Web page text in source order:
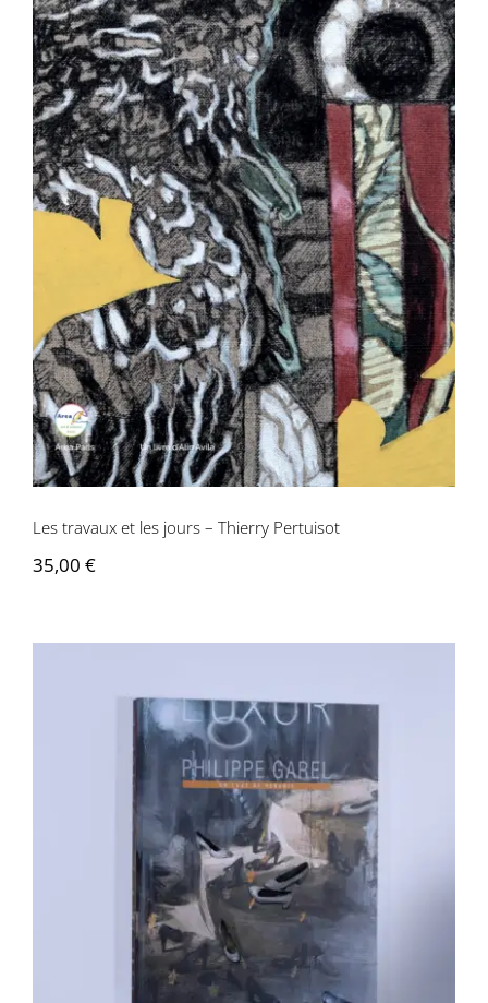
Les travaux et les jours – Thierry
Pertuisot
Les travaux et les jours – Thierry Pertuisot
35,00 €
Philippe Garel – Un luxe de pénurie